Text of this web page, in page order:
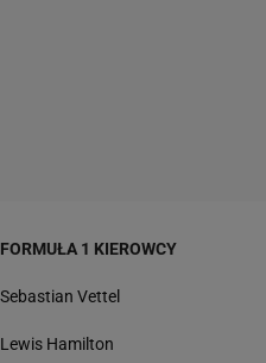
FORMUŁA 1 KIEROWCY
Sebastian Vettel
Lewis Hamilton